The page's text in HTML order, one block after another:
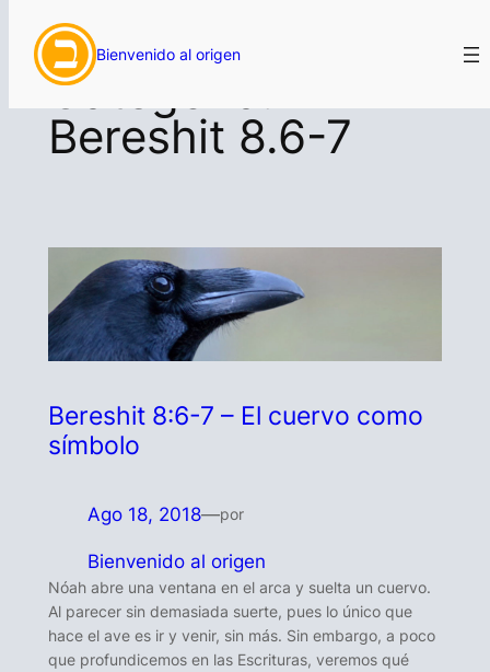
Saltar
Bienvenido al origen
Categoría:
Bereshit 8.6-7
Bereshit 8:6-7 – El cuervo como
símbolo
Ago 18, 2018—por
Bienvenido al origen
Nóah abre una ventana en el arca y suelta un cuervo.
Al parecer sin demasiada suerte, pues lo único que
hace el ave es ir y venir, sin más. Sin embargo, a poco
que profundicemos en las Escrituras, veremos qué